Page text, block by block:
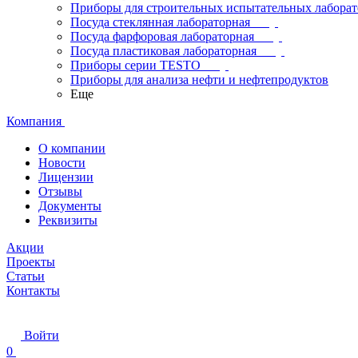
Приборы для строительных испытательных
Посуда стеклянная лабораторная
Посуда фарфоровая лабораторная
Посуда пластиковая лабораторная
Приборы серии TESTO
Приборы для анализа нефти и нефтепродуктов
Еще
Компания
О компании
Новости
Лицензии
Отзывы
Документы
Реквизиты
Акции
Проекты
Статьи
Контакты
Войти
0